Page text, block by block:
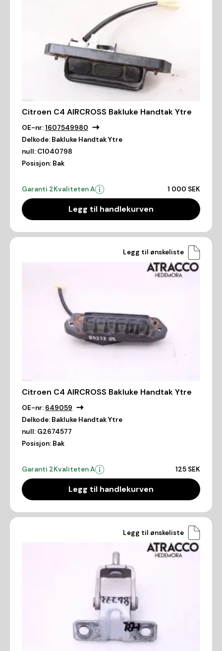
Citroen C4 AIRCROSS Bakluke Handtak Ytre
OE-nr:1607549980
Delkode: Bakluke Handtak Ytre
null: C1040798
Posisjon: Bak
Garanti 2Kvaliteten A 1 000 SEK
Legg til handlekurven
Legg til ønskeliste
Citroen C4 AIRCROSS Bakluke Handtak Ytre
OE-nr: 649059
Delkode: Bakluke Handtak Ytre
null: G2674577
Posisjon: Bak
Garanti 2Kvaliteten A 125 SEK
Legg til handlekurven
Legg til ønskeliste